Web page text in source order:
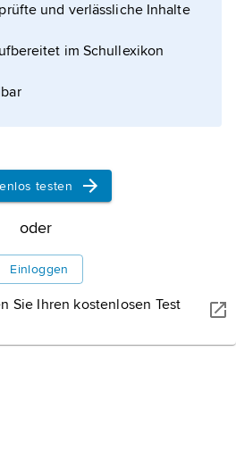
zum Artikel
und verlässliche Inhalte
im Schullexikon
testen
oder
Einloggen
Sie Ihren kostenlosen Test